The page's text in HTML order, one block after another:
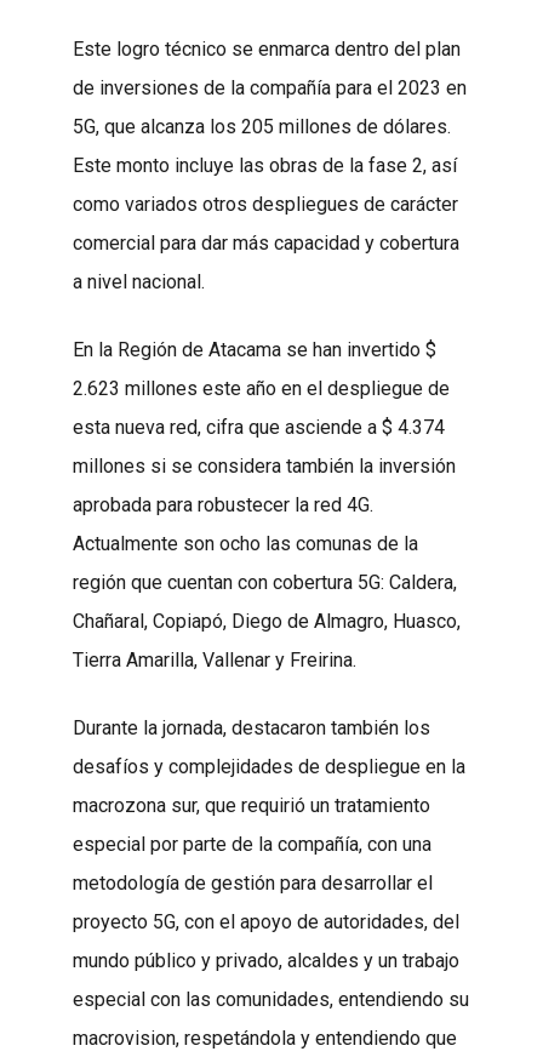
Este logro técnico se enmarca dentro del plan
de inversiones de la compañía para el 2023 en
5G, que alcanza los 205 millones de dólares.
Este monto incluye las obras de la fase 2, así
como variados otros despliegues de carácter
comercial para dar más capacidad y cobertura
a nivel nacional.
En la Región de Atacama se han invertido $
2.623 millones este año en el despliegue de
esta nueva red, cifra que asciende a $ 4.374
millones si se considera también la inversión
aprobada para robustecer la red 4G.
Actualmente son ocho las comunas de la
región que cuentan con cobertura 5G: Caldera,
Chañaral, Copiapó, Diego de Almagro, Huasco,
Tierra Amarilla, Vallenar y Freirina.
Durante la jornada, destacaron también los
desafíos y complejidades de despliegue en la
macrozona sur, que requirió un tratamiento
especial por parte de la compañía, con una
metodología de gestión para desarrollar el
proyecto 5G, con el apoyo de autoridades, del
mundo público y privado, alcaldes y un trabajo
especial con las comunidades, entendiendo su
macrovision, respetándola y entendiendo que